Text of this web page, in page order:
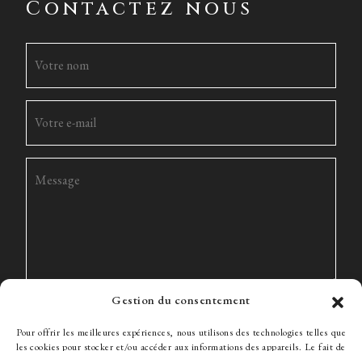
Gestion du consentement
Pour offrir les meilleures expériences, nous utilisons des technologies telles que
les cookies pour stocker et/ou accéder aux informations des appareils. Le fait de
Contactez nous